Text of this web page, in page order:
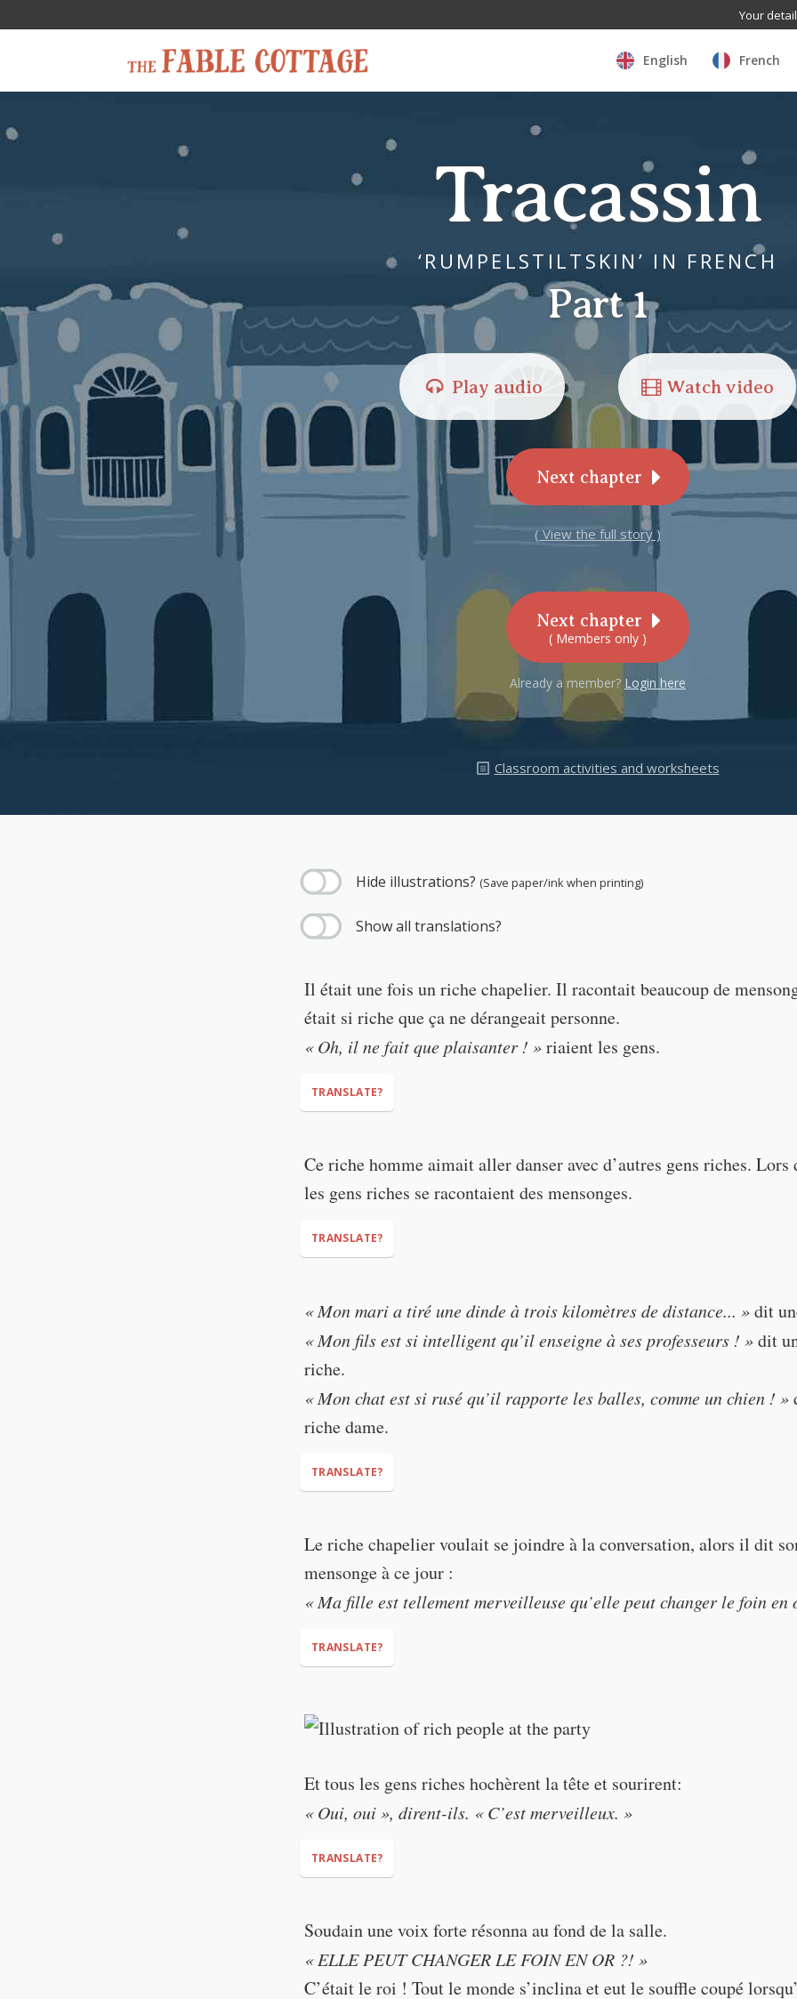
Your
English French
Tracassin
‘RUMPELSTILTSKIN’ IN FRENCH
Part 1
Play audio Watch video
Next chapter
( View the full story )
Next chapter
( Members only )
Already a member? Login here
Classroom activities and worksheets
Hide illustrations? (Save paper/ink when printing)
Show all translations?
Il était une fois un riche chapelier. Il racontait beaucoup de
était si riche que ça ne dérangeait personne.
« Oh, il ne fait que plaisanter ! »riaient les gens.
TRANSLATE?
"Oh, he's just joking!"
Ce riche homme aimait aller danser avec d’autres gens riches. Lors
les gens riches se racontaient des mensonges.
TRANSLATE?
« Mon mari a tiré une dinde à trois kilomètres de distance... »dit
« Mon fils est si intelligent qu’il enseigne à ses professeurs ! »dit
riche.
« Mon chat est si rusé qu’il rapporte les balles, comme un chien ! »
riche dame.
TRANSLATE?
"My son is so smart that he teaches his teachers!"
"My cat is so clever that he fetches
Le riche chapelier voulait se joindre à la conversation, alors il dit
mensonge à ce jour :
« Ma fille est tellement merveilleuse qu’elle peut changer le foin en
TRANSLATE?
Et tous les gens riches hochèrent la tête et sourirent:
« Oui, oui », dirent-ils. « C’est merveilleux. »
TRANSLATE?
"Oh yes," "That's wonderful."
Soudain une voix forte résonna au fond de la salle.
« ELLE PEUT CHANGER LE FOIN EN OR ?! »
C’était le roi ! Tout le monde s’inclina et eut le souffle coupé